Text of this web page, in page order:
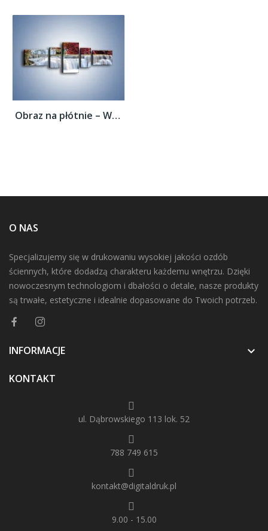
Obraz na płótnie – Wodospad wśród...
O NAS
Specjalizujemy się w drukowaniu wysokiej jakości ozdób
ściennych, które dodadzą charakteru każdemu wnętrzu. Dzięki
nowoczesnym technologiom i dbałości o detale, nasze produkty
są trwałe, estetyczne i idealnie dopasowane do Twoich potrzeb.
INFORMACJE 
KONTAKT
ul. Dąbrowskiego 113 lok. 52
788 749 615
kontakt@digitaldruk.pl
9.00 - 15.00